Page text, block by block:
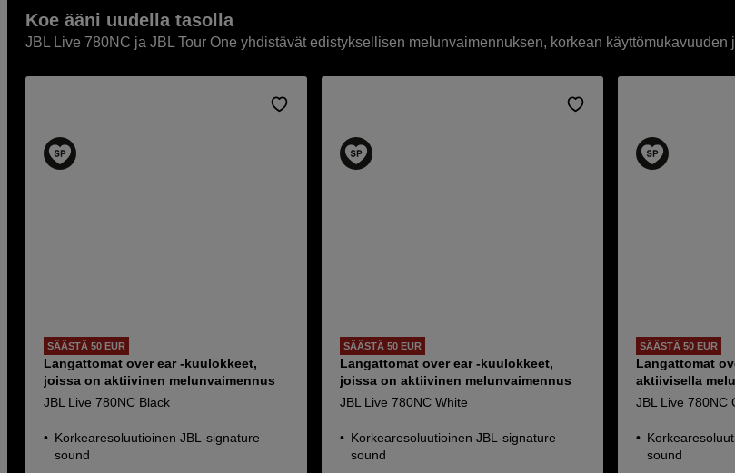
Koe ääni uudella tasolla
JBL Live 780NC ja JBL Tour One yhdistävät edistyksellisen melunvaimennuksen, korkean käyttömukavuuden
SÄÄSTÄ 50 EUR
Langattomat over ear -kuulokkeet,
joissa on aktiivinen melunvaimennus
JBL Live 780NC Black
Korkearesoluutioinen JBL-signature
sound
SÄÄSTÄ 50 EUR
Langattomat over ear -kuulokkeet,
joissa on aktiivinen melunvaimennus
JBL Live 780NC White
Korkearesoluutioinen JBL-signature
sound
SÄÄSTÄ 50 EUR
Langattomat
aktiivisella
JBL Live 780NC
sound